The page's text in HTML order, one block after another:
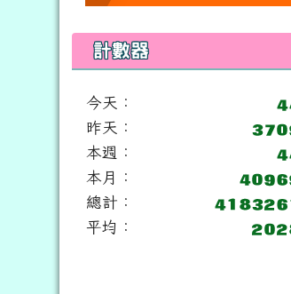
計數器
今天：
昨天：
本週：
本月：
總計：
平均：